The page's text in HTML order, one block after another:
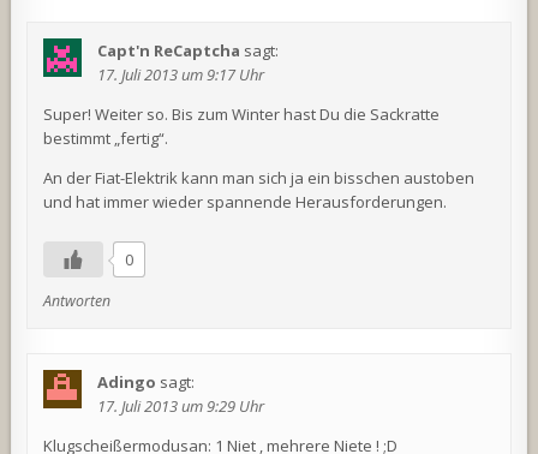
Capt'n ReCaptcha sagt:
17. Juli 2013 um 9:17 Uhr
Super! Weiter so. Bis zum Winter hast Du die Sackratte
bestimmt „fertig“.
An der Fiat-Elektrik kann man sich ja ein bisschen austoben
und hat immer wieder spannende Herausforderungen.
0
Antworten
Adingo sagt:
17. Juli 2013 um 9:29 Uhr
Klugscheißermodusan: 1 Niet , mehrere Niete ! ;D